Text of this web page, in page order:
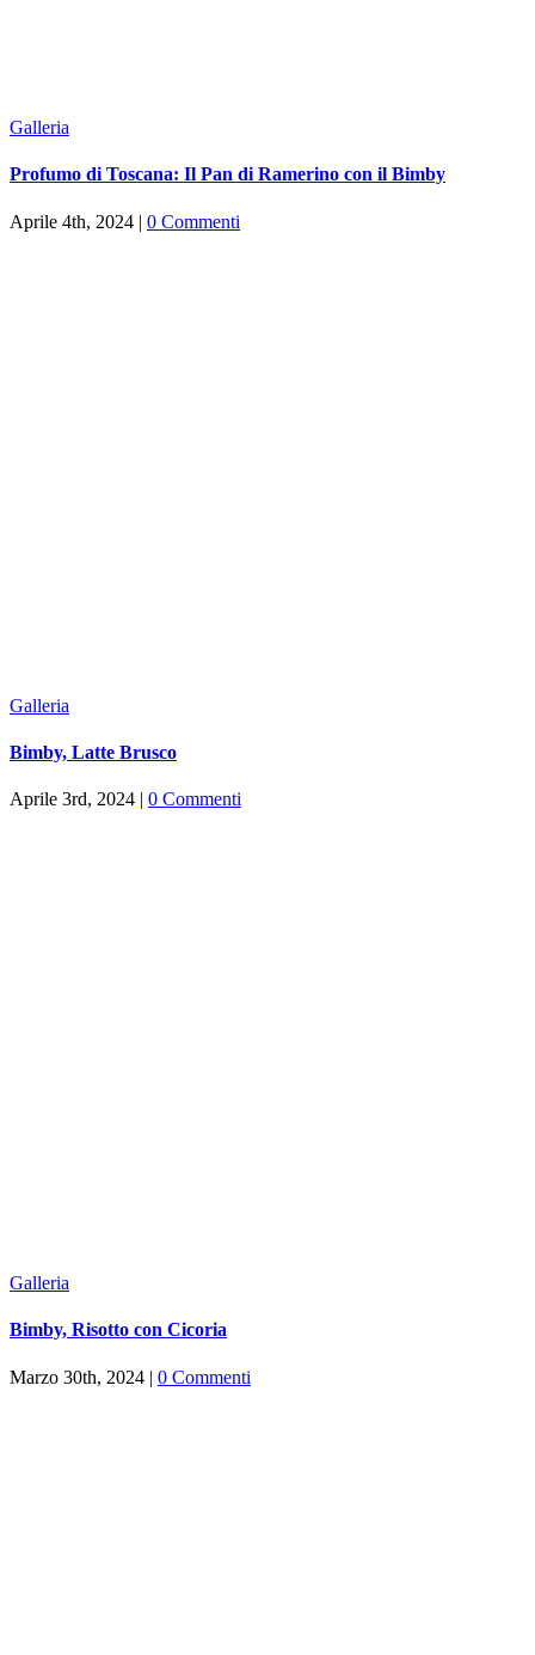
Galleria
Profumo di Toscana: Il Pan di Ramerino con il Bimby
Aprile 4th, 2024 | 0 Commenti
Galleria
Bimby, Latte Brusco
Aprile 3rd, 2024 | 0 Commenti
Galleria
Bimby, Risotto con Cicoria
Marzo 30th, 2024 | 0 Commenti